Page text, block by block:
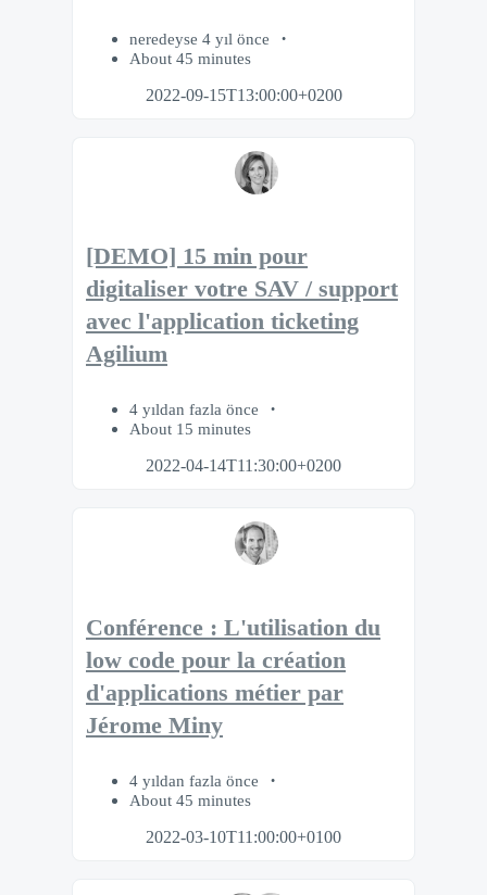
neredeyse 4 yıl önce
About 45 minutes
2022-09-15T13:00:00+0200
[DEMO] 15 min pour
digitaliser votre SAV / support
avec l'application ticketing
Agilium
4 yıldan fazla önce
About 15 minutes
2022-04-14T11:30:00+0200
Conférence : L'utilisation du
low code pour la création
d'applications métier par
Jérome Miny
4 yıldan fazla önce
About 45 minutes
2022-03-10T11:00:00+0100